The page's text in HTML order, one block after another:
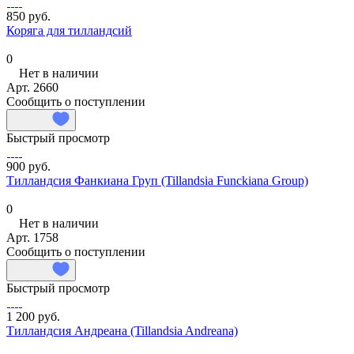
850 руб.
Коряга для тилландсий
0
Нет в наличии
Арт. 2660
Сообщить о поступлении
Быстрый просмотр
900 руб.
Тилландсия Фанкиана Груп (Tillandsia Funckiana Group)
0
Нет в наличии
Арт. 1758
Сообщить о поступлении
Быстрый просмотр
1 200 руб.
Тилландсия Андреана (Tillandsia Andreana)